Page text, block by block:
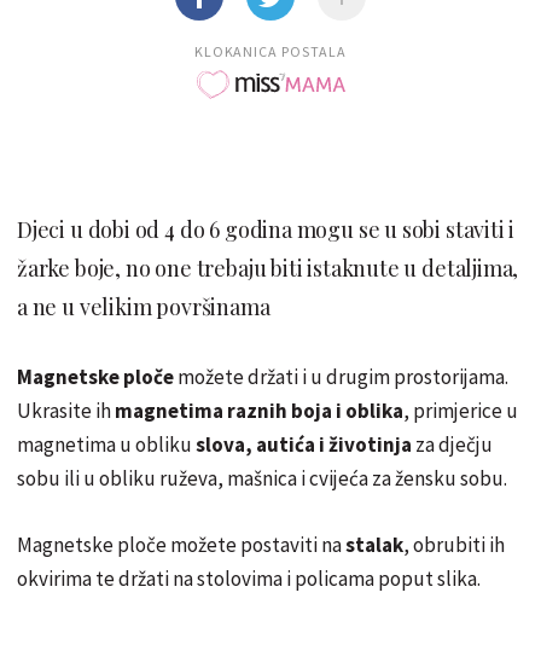
KLOKANICA POSTALA
Djeci u dobi od 4 do 6 godina mogu se u sobi staviti i
žarke boje, no one trebaju biti istaknute u detaljima,
a ne u velikim površinama
Magnetske pločemožete držati i u drugim prostorijama.
Ukrasite ihmagnetima raznih boja i oblika, primjerice u
magnetima u oblikuslova, autića i životinja za dječju
sobu ili u obliku ruževa, mašnica i cvijeća za žensku sobu.
Magnetske ploče možete postaviti nastalak, obrubiti ih
okvirima te držati na stolovima i policama poput slika.